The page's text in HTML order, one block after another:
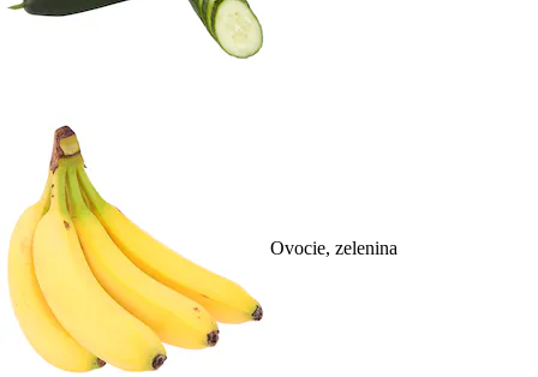
Ovocie, zelenina